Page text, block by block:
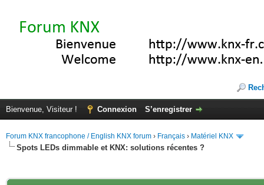
Bienvenue, Visiteur ! Connexion S’enregistrer
Forum KNX francophone / English KNX forum › Français › Matériel KNX
Spots LEDs dimmable et KNX: solutions récentes ?